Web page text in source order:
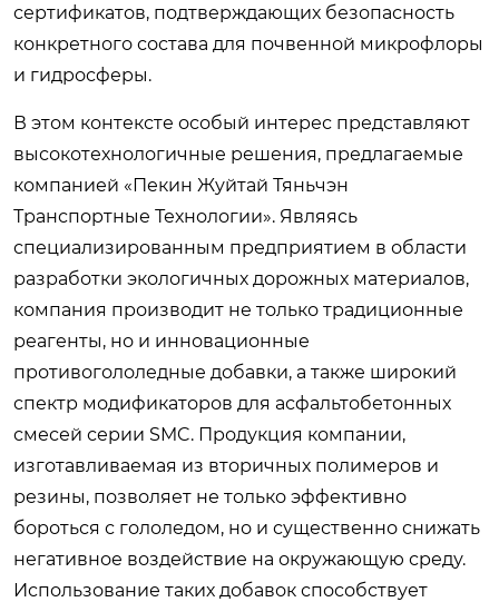
сертификатов, подтверждающих безопасность
конкретного состава для почвенной микрофлоры
и гидросферы.
В этом контексте особый интерес представляют
высокотехнологичные решения, предлагаемые
компанией «Пекин Жуйтай Тяньчэн
Транспортные Технологии». Являясь
специализированным предприятием в области
разработки экологичных дорожных материалов,
компания производит не только традиционные
реагенты, но и инновационные
противогололедные добавки, а также широкий
спектр модификаторов для асфальтобетонных
смесей серии SMC. Продукция компании,
изготавливаемая из вторичных полимеров и
резины, позволяет не только эффективно
бороться с гололедом, но и существенно снижать
негативное воздействие на окружающую среду.
Использование таких добавок способствует